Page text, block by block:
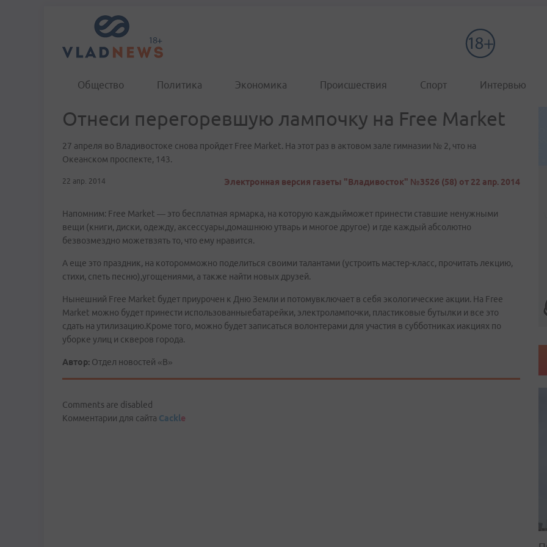
Общество Политика Экономика Происшествия Спорт Интервью
Отнеси перегоревшую лампочку на Free Market
27 апреля во Владивостоке снова пройдет Free Market. На этот раз в актовом зале гимназии № 2, что на
Океанском проспекте, 143.
22 апр. 2014 Электронная версия газеты "Владивосток" №3526 (58) от 22 апр. 2014
Напомним: Free Market — это бесплатная ярмарка, на которую каждыйможет принести ставшие ненужными
вещи (книги, диски, одежду, аксессуары,домашнюю утварь и многое другое) и где каждый абсолютно
безвозмездно можетвзять то, что ему нравится.
А еще это праздник, на которомможно поделиться своими талантами (устроить мастер-класс, прочитать лекцию,
стихи, спеть песню),угощениями, а также найти новых друзей.
Нынешний Free Market будет приурочен к Дню Земли и потомувключает в себя экологические акции. На Free
Market можно будет принести использованныебатарейки, электролампочки, пластиковые бутылки и все это
сдать на утилизацию.Кроме того, можно будет записаться волонтерами для участия в субботниках иакциях по
уборке улиц и скверов города.
Автор: Отдел новостей «В»
Comments are disabled
Комментарии для сайта Cackle